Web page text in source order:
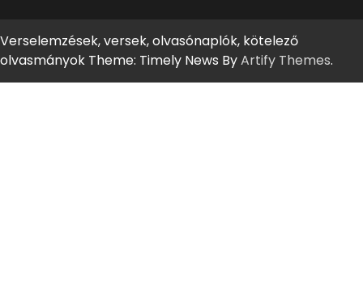
Verselemzések, versek, olvasónaplók, kötelező
olvasmányok Theme: Timely News ByArtify Themes.